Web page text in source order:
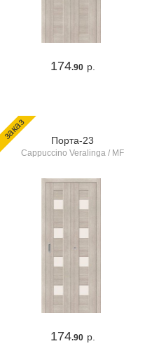
174.90 р.
заказ Порта-23
Cappuccino Veralinga / MF
174.90 р.